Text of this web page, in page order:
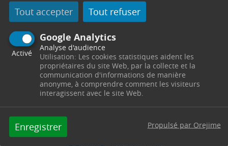
Tout accepter Tout refuser
Google Analytics
Activé
Analyse d'audience
Utilisation: Les cookies statistiques aident les
propriétaires du site Web, par la collecte et la
communication d'informations de manière
anonyme, à comprendre comment les visiteurs
interagissent avec le site Web.
Enregistrer Propulsé par Orejime
CONTACT
Pôle Solidarité -